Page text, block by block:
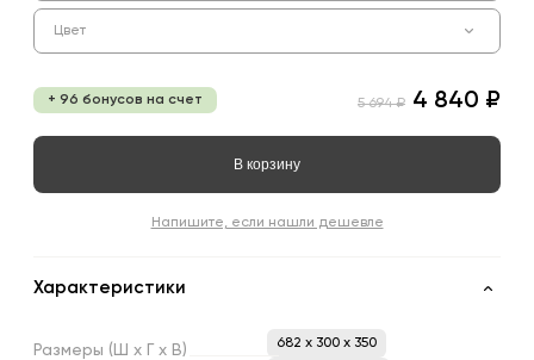
Цвет
+ 96 бонусов на счет 5 694 ₽ 4 840 ₽
В корзину
Напишите, если нашли дешевле
Характеристики
Размеры (Ш х х В)
682 x 300 x 350